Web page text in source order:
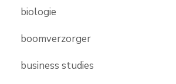
biologie
boomverzorger
business studies